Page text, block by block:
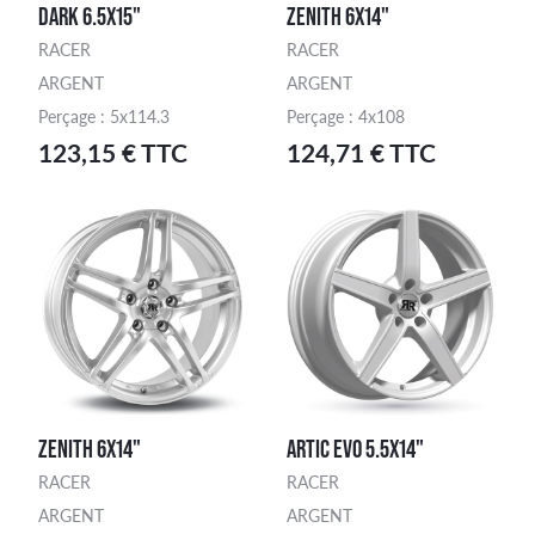
DARK 6.5X15"
RACER
ARGENT
Perçage : 5x114.3
123,15 € TTC
ZENITH 6X14"
RACER
ARGENT
Perçage : 4x108
124,71 € TTC
ZENITH 6X14"
RACER
ARGENT
ARTIC EVO 5.5X14"
RACER
ARGENT